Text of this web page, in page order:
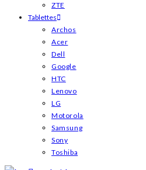
ZTE
Tablettes
Archos
Acer
Dell
Google
HTC
Lenovo
LG
Motorola
Samsung
Sony
Toshiba